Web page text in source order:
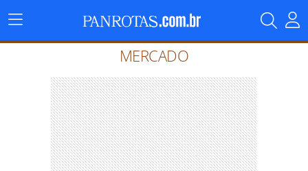
Menu
Principal
MERCADO